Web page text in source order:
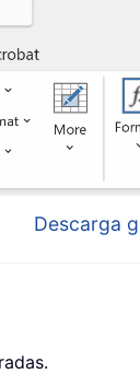
Descarga